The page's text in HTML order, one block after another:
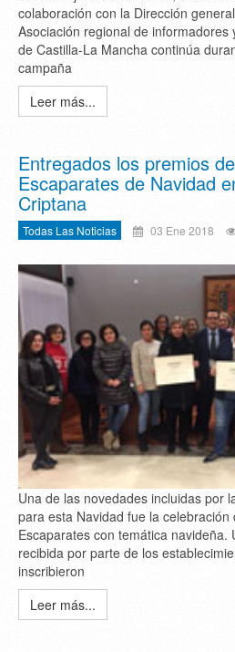
colaboración con la Dirección
Asociación regional de informadores
de Castilla-La Mancha continúa
campaña
Leer más...
Entregados los premios
Escaparates de Navidad
Criptana
Todas Las Noticias 03 Ene 2018
Una de las novedades incluidas por
para esta Navidad fue la celebración
Escaparates con temática navideña.
recibida por parte de los
inscribieron
Leer más...